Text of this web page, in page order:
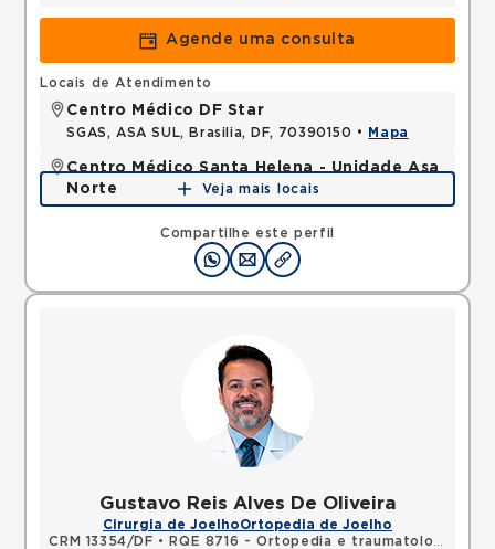
Agende uma consulta
Compartilhe este perfil
Locais de Atendimento
Centro Médico DF Star
SGAS, ASA SUL, Brasilia, DF, 70390150 • Mapa
Centro Médico Santa Helena - Unidade Asa
Norte
SHLN, ASA NORTE, Brasilia, DF, 70770560 •Mapa
Veja mais locais
Gustavo Reis Alves De Oliveira
Cirurgia de JoelhoOrtopedia de Joelho
CRM 13354/DF •
RQE 8716 - Ortopedia e traumatologia